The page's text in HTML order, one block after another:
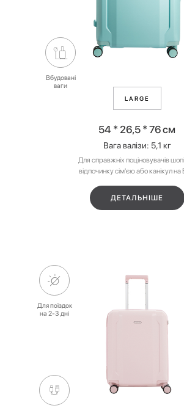
Вбудовані
ваги
LARGE
54 * 26,5 * 76 см
Вага валізи: 5,1 кг
Для справжніх поціновувачів
відпочинку сім'єю або канікул на
ДЕТАЛЬНІШЕ
Для поїздок
на 2-3 дні